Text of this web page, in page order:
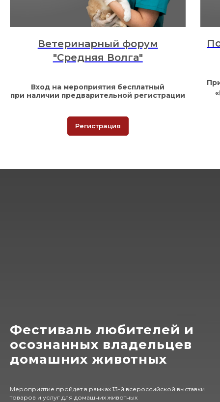
Ветеринарный форум
"Средняя Волга"
Вход на мероприятия бесплатный
при наличии предварительной регистрации
Регистрация
Фестиваль любителей и
осознанных владельцев
домашних животных
Мероприятие пройдет в рамках 13-й всероссийской выставки
товаров и услуг для домашних животных